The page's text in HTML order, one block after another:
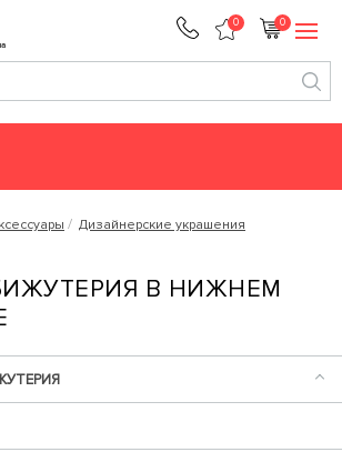
0 0
Дизайнерские украшения
В НИЖНЕМ